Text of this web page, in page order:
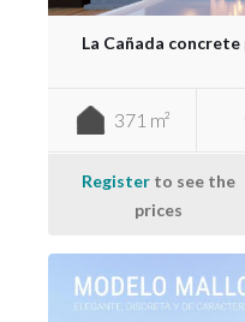
La Cañada
371 m²
Register to see the
prices